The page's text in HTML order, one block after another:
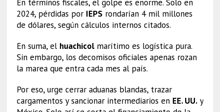
En términos fiscales, el golpe es enorme. Solo en
2024, pérdidas por IEPS rondarían 4 mil millones
de dólares, según cálculos internos citados.
En suma, el huachicolmarítimo es logística pura.
Sin embargo, los decomisos oficiales apenas rozan
la marea que entra cada mes al país.
Por eso, urge cerrar aduanas blandas, trazar
cargamentos y sancionar intermediarios en EE. UU.y